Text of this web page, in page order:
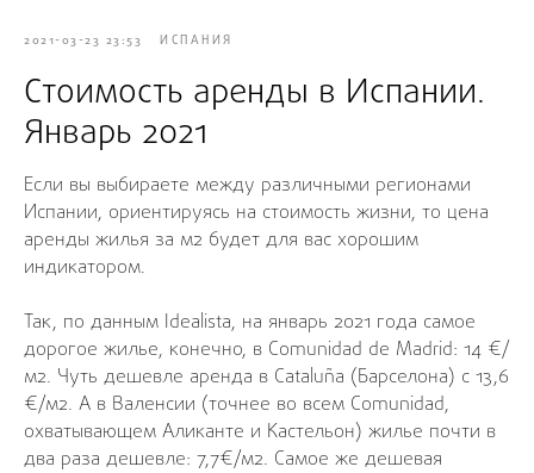
2021-03-23 23:53 ИСПАНИЯ
Стоимость аренды в Испании.
Январь 2021
Если вы выбираете между различными регионами
Испании, ориентируясь на стоимость жизни, то цена
аренды жилья за м2 будет для вас хорошим
индикатором.
Так, по данным Idealista, на январь 2021 года самое
дорогое жилье, конечно, в Comunidad de Madrid: 14 €/
м2. Чуть дешевле аренда в Cataluña (Барселона) с 13,6
€/м2. А в Валенсии (точнее во всем Comunidad,
охватывающем Аликанте и Кастельон) жилье почти в
два раза дешевле: 7,7€/м2. Самое же дешевая